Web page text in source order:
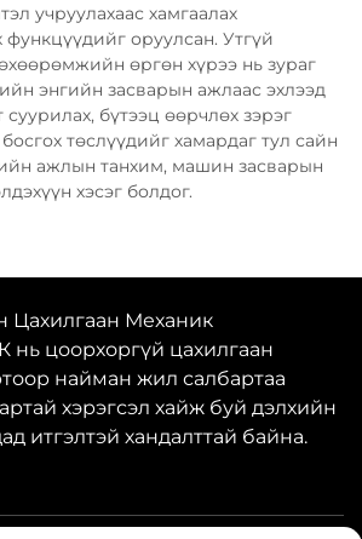
учруулахаас хамгаалах
функцүүдийг оруулсан. Утгүй
өргөн хүрээ нь зураг
энгийн засварын ажлаас эхлээд
суурилах, бүтээц өөрчлөх зэрэг
төслүүдийг хамардаг тул сайн
ажлын танхим, машин засварын
хэсэг болдог.
Цахилгаан Механик
нь цоорхоргүй цахилгаан
найман жил салбартаа
хэрэгсэл хайж буй дэлхийн
итгэлтэй хандалттай байна.